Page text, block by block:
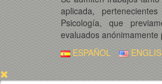
aplicada,
Psicología, que
evaluados
ESPAÑOL